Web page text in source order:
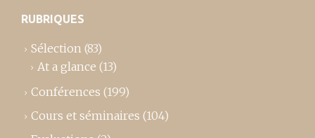
RUBRIQUES
Sélection (83)
At a glance (13)
Conférences (199)
Cours et séminaires (104)